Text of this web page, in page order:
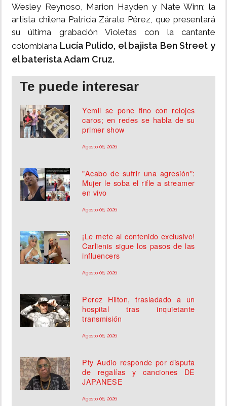
Wesley Reynoso, Marion Hayden y Nate Winn; la
artista chilena Patricia Zárate Pérez, que presentará
su última grabación Violetas con la cantante
colombiana Lucía Pulido, el bajista Ben Street y
el baterista Adam Cruz.
Te puede interesar
Yemil se pone fino con relojes
caros; en redes se habla de su
primer show
Agosto 06, 2026
"Acabo de sufrir una agresión":
Mujer le soba el rifle a streamer
en vivo
Agosto 06, 2026
¡Le mete al contenido exclusivo!
Carlienis sigue los pasos de las
influencers
Agosto 06, 2026
Perez Hilton, trasladado a un
hospital tras inquietante
transmisión
Agosto 06, 2026
Pty Audio responde por disputa
de regalías y canciones DE
JAPANESE
Agosto 06, 2026